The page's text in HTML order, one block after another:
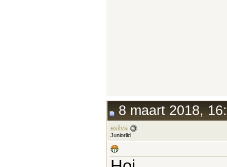
8 maart 2018,
esilva
Juniorlid